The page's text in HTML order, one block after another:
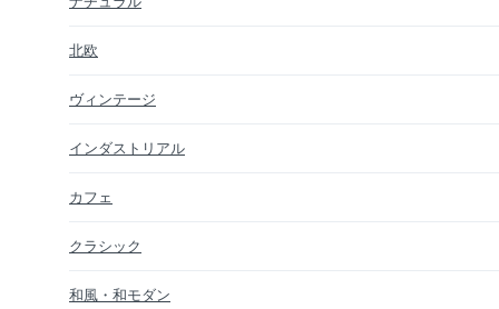
北欧
ヴィンテージ
インダストリアル
カフェ
クラシック
和風・和モダン